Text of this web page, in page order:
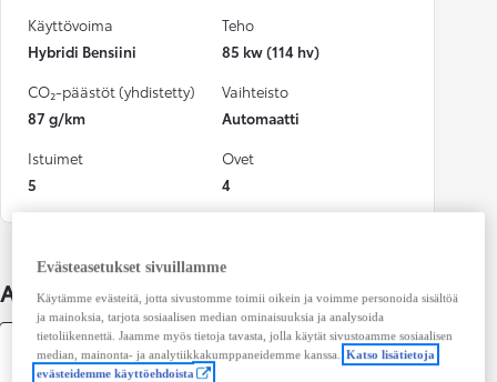
Käyttövoima
Hybridi Bensiini
Teho
85 kw (114 hv)
CO₂-päästöt (yhdistetty)
87 g/km
Vaihteisto
Automaatti
Istuimet
5
Ovet
4
Auton lisätiedot
Tekniset tiedot
Evästeasetukset sivuillamme
Käytämme evästeitä, jotta sivustomme toimii oikein ja voimme personoida sisältöä
ja mainoksia, tarjota sosiaalisen median ominaisuuksia ja analysoida
tietoliikennettä. Jaamme myös tietoja tavasta, jolla käytät sivustoamme sosiaalisen
median, mainonta- ja analytiikkakumppaneidemme kanssa.
Katso lisätietoja
evästeidemme käyttöehdoista